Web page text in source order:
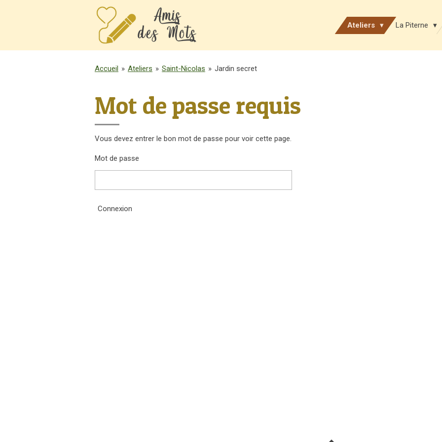
Ateliers La Piterne
Accueil » Ateliers » Saint-Nicolas » Jardin secret
Mot de passe requis
Vous devez entrer le bon mot de passe pour voir cette page.
Mot de passe
Connexion